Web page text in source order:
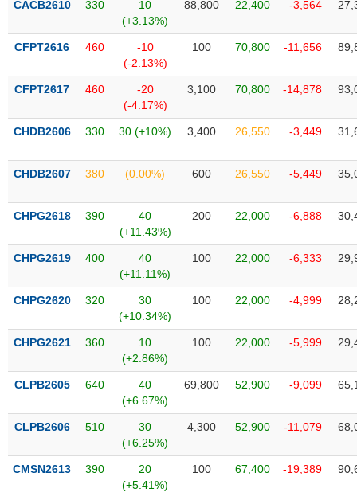
Tâm
thị
trường
CACB2610 330
10
(+3.13%)
88,800 22,400 -3,564
CFPT2616 460
-10
(-2.13%)
100 70,800 -11,656
CFPT2617 460
-20
(-4.17%)
3,100 70,800 -14,878
CHDB2606 330 30 (+10%) 3,400 26,550 -3,449
CHDB2607 380 (0.00%) 600 26,550 -5,449
CHPG2618 390
40
(+11.43%)
200 22,000 -6,888
CHPG2619 400
40
(+11.11%)
100 22,000 -6,333
CHPG2620 320
30
(+10.34%)
100 22,000 -4,999
CHPG2621 360
10
(+2.86%)
100 22,000 -5,999
CLPB2605 640
40
(+6.67%)
69,800 52,900 -9,099
CLPB2606 510
30
(+6.25%)
4,300 52,900 -11,079
CMSN2613 390
20
(+5.41%)
100 67,400 -19,389
DÙNG
THIẾT
YẾU
TIÊU
THIẾT
YẾU
CHĂM
SỨC
TÀI